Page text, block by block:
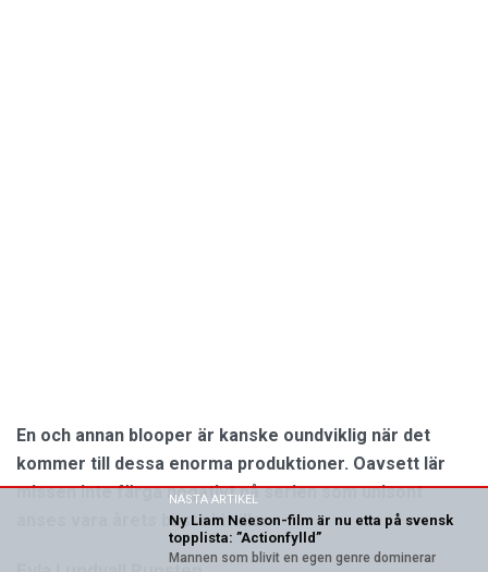
En och annan blooper är kanske oundviklig när det
kommer till dessa enorma produktioner. Oavsett lär
missen inte färga negativt på serien som unisont
anses vara årets bästa hittills.
NÄSTA ARTIKEL
Ny Liam Neeson-film är nu etta på svensk
topplista: ”Actionfylld”
Mannen som blivit en egen genre dominerar